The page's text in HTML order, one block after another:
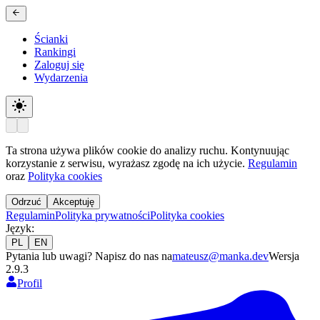
Ścianki
Rankingi
Zaloguj się
Wydarzenia
Ta strona używa plików cookie do analizy ruchu. Kontynuując
korzystanie z serwisu, wyrażasz zgodę na ich użycie. Regulamin
oraz Polityka cookies
Odrzuć Akceptuję
RegulaminPolityka prywatnościPolityka cookies
Język:
PL EN
Pytania lub uwagi? Napisz do nas namateusz@manka.devWersja
2.9.3
Profil